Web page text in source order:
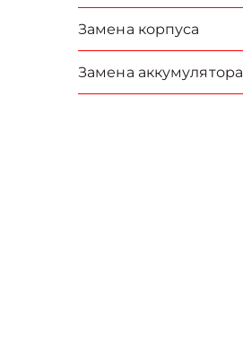
Замена корпуса
Замена аккумулятора